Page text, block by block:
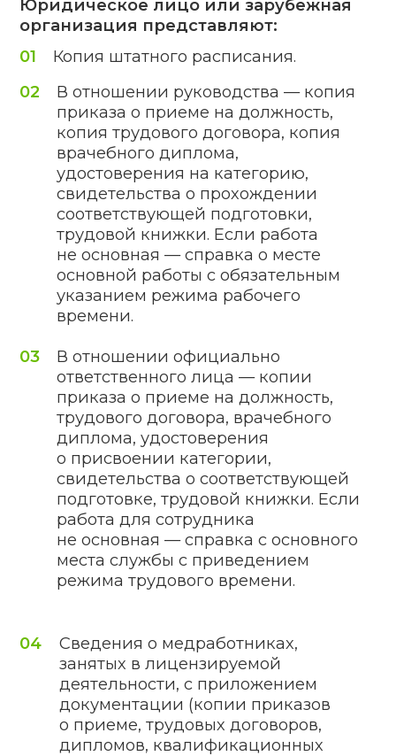
Заполняя форму обратной связи,
Вы соглашаетесь сполитикой
конфиденциальности
Отправить заявку
физическое лицо — от 10 до 50 БВ;
Чем грозит
хозяйствующему
субъекту
функционирование без
лицензии?
ИП — от 10 до 200 БВ;
Если не располагать лицензией на
медицинскую деятельность, легко
получить серьезный штраф:
Грубые нарушения:
юридическое лицо — до 500 БВ.
Отсутствие на законных основаниях
помещений.
Отсутствие на законных основаниях
транспортных средств.
03
Чтобы узнать связь между конкретным
санкций, стоит получить помощь
от наших специалистов.
Причинение вреда здоровью
гражданина.
Произведение лицензируемой
работы в не зафиксированных